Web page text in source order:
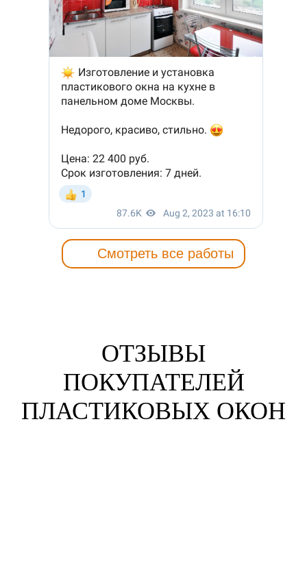
Смотреть все работы
ОТЗЫВЫ
ПОКУПАТЕЛЕЙ
ПЛАСТИКОВЫХ ОКОН